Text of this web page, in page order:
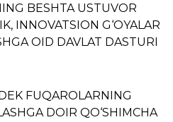
BЕSHTA USTUVOR
INNOVATSION G‘OYALAR
OID DAVLAT DASTURI
FUQAROLARNING
DOIR QO‘SHIMCHA